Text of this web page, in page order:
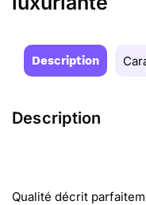
Description
Description
Qualité décrit